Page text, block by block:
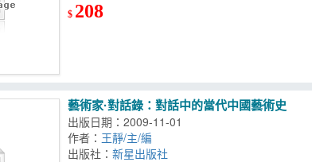
$ 208
藝術家·對話錄：對話中的當代中國藝術史
出版日期：2009-11-01
作者： 王靜/主/編
出版社：新星出版社